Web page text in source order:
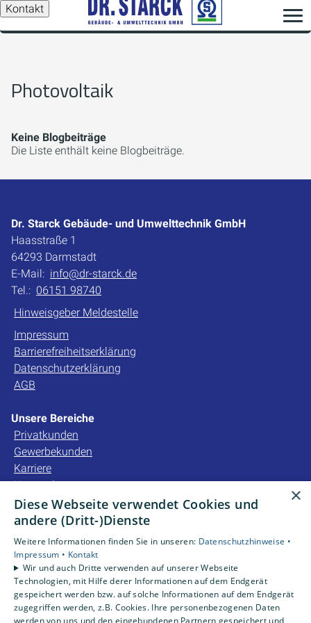
Kontakt
Photovoltaik
Keine Blogbeiträge
Die Liste enthält keine Blogbeiträge.
Dr. Starck Gebäude- und Umwelttechnik GmbH
Haasstraße 1
64293 Darmstadt
E-Mail: info@dr-starck.de
Tel.: 06151 98740
Hinweisgeber Meldestelle
Impressum
Barrierefreiheitserklärung
Datenschutzerklärung
AGB
Unsere Bereiche
Privatkunden
Gewerbekunden
Karriere
Unternehmen
Kontakt
Unsere Bewertungen
4,2
×
Diese Webseite verwendet Cookies und
andere (Dritt-)Dienste
Weitere Informationen finden Sie in unseren: Datenschutzhinweise •
Impressum • Kontakt
Wir und auch Dritte verwenden auf unserer Webseite
Technologien, mit Hilfe derer Informationen auf dem Endgerät
gespeichert werden bzw. auf solche Informationen auf dem Endgerät
zugegriffen werden, z.B. Cookies. Ihre personenbezogenen Daten
werden von uns und den eingebundenen Partnern gespeichert und